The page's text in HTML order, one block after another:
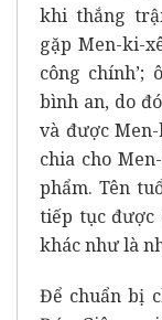
khi thắng
gặp Men-ki-
công chính’;
bình an, do
và được
chia cho
phẩm. Tên
tiếp tục được
khác như là
Để chuẩn bị